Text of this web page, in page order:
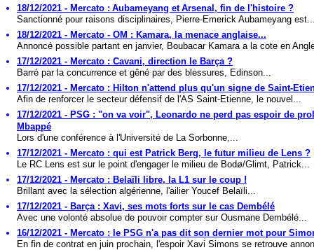
18/12/2021 - Mercato : Aubameyang et Arsenal, fin de l'histoire ?
Sanctionné pour raisons disciplinaires, Pierre-Emerick Aubameyang
18/12/2021 - Mercato - OM : Kamara, la menace anglaise...
Annoncé possible partant en janvier, Boubacar Kamara a la cote en
17/12/2021 - Mercato : Cavani, direction le Barça ?
Barré par la concurrence et gêné par des blessures, Edinson...
17/12/2021 - Mercato : Hilton n'attend plus qu'un signe de Saint-
Afin de renforcer le secteur défensif de l'AS Saint-Etienne, le nouvel...
17/12/2021 - PSG : "on va voir", Leonardo ne perd pas espoir de
Mbappé
Lors d'une conférence à l'Université de La Sorbonne,...
17/12/2021 - Mercato : qui est Patrick Berg, le futur milieu de Lens ?
Le RC Lens est sur le point d'engager le milieu de Bodø/Glimt, Patrick...
17/12/2021 - Mercato : Belaïli libre, la L1 sur le coup !
Brillant avec la sélection algérienne, l'ailier Youcef Belaïli...
17/12/2021 - Barça : Xavi, ses mots forts sur le cas Dembélé
Avec une volonté absolue de pouvoir compter sur Ousmane Dembélé...
16/12/2021 - Mercato : le PSG n'a pas dit son dernier mot pour
En fin de contrat en juin prochain, l'espoir Xavi Simons se retrouve